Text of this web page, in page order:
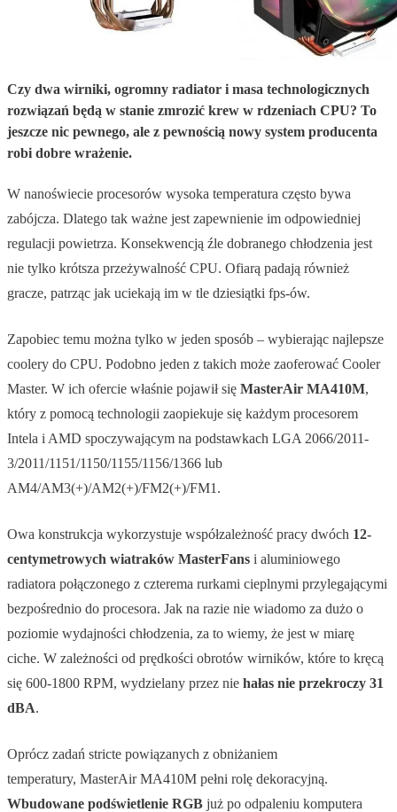
Czy dwa wirniki, ogromny radiator i masa technologicznych
rozwiązań będą w stanie zmrozić krew w rdzeniach CPU? To
jeszcze nic pewnego, ale z pewnością nowy system producenta
robi dobre wrażenie.
W nanoświecie procesorów wysoka temperatura często bywa
zabójcza. Dlatego tak ważne jest zapewnienie im odpowiedniej
regulacji powietrza. Konsekwencją źle dobranego chłodzenia jest
nie tylko krótsza przeżywalność CPU. Ofiarą padają również
gracze, patrząc jak uciekają im w tle dziesiątki fps-ów.
Zapobiec temu można tylko w jeden sposób – wybierając najlepsze
coolery do CPU. Podobno jeden z takich może zaoferować Cooler
Master. W ich ofercie właśnie pojawił się MasterAir MA410M,
który z pomocą technologii zaopiekuje się każdym procesorem
Intela i AMD spoczywającym na podstawkach LGA 2066/2011-
3/2011/1151/1150/1155/1156/1366 lub
AM4/AM3(+)/AM2(+)/FM2(+)/FM1.
Owa konstrukcja wykorzystuje współzależność pracy dwóch 12-
centymetrowych wiatraków MasterFans i aluminiowego
radiatora połączonego z czterema rurkami cieplnymi przylegającymi
bezpośrednio do procesora. Jak na razie nie wiadomo za dużo o
poziomie wydajności chłodzenia, za to wiemy, że jest w miarę
ciche. W zależności od prędkości obrotów wirników, które to kręcą
się 600-1800 RPM, wydzielany przez nie hałas nie przekroczy 31
dBA.
Oprócz zadań stricte powiązanych z obniżaniem
temperatury, MasterAir MA410M pełni rolę dekoracyjną.
Wbudowane podświetlenie RGB już po odpaleniu komputera